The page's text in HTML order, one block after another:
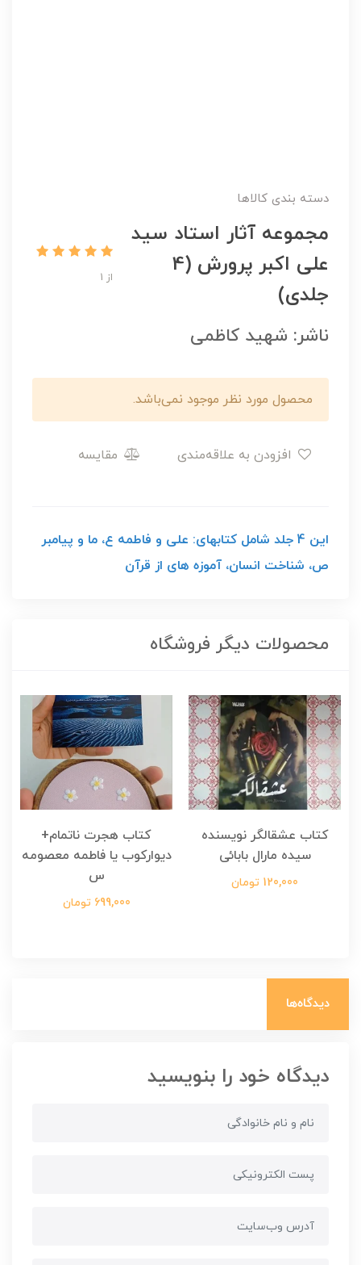
دسته بندی کالاها
مجموعه آثار استاد سید
علی اکبر پرورش (4
جلدی)
از 1
ناشر: شهید کاظمی
محصول مورد نظر موجود نمی‌باشد.
مقایسه
این 4 جلد شامل کتابهای: علی و فاطمه ع، ما و پیامبر
ص، شناخت انسان، آموزه های از قرآن
محصولات دیگر فروشگاه
کتاب عشقالگر نویسنده
سیده مارال بابائی
120,000 تومان
کتاب هجرت ناتمام+
دیوارکوب یا فاطمه معصومه
س
699,000 تومان
دیدگاه‌ها
دیدگاه خود را بنویسید